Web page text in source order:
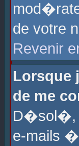
de votre
Revenir
Lorsque
de me
D�sol�,
e-mails